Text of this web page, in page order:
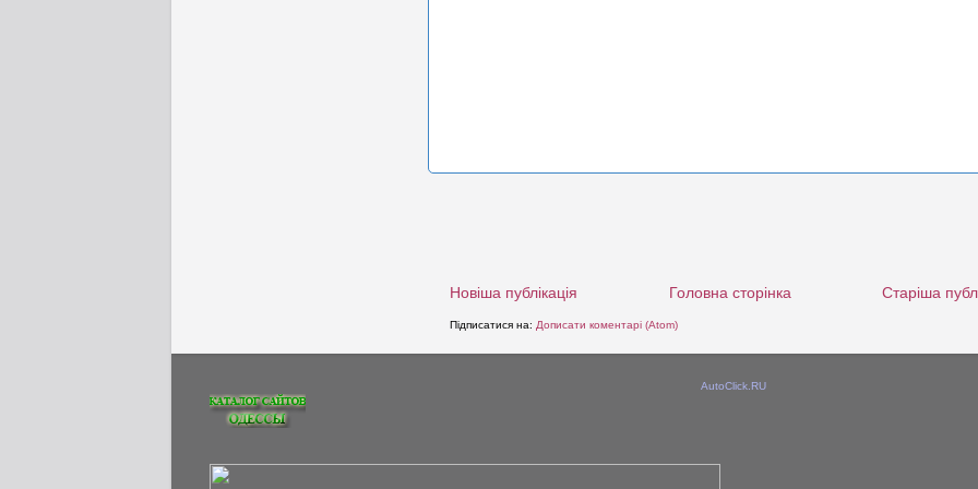
Новіша публікація Старіша
Головна сторінка
Підписатися на: Дописати коментарі (Atom)
AutoClick.RU